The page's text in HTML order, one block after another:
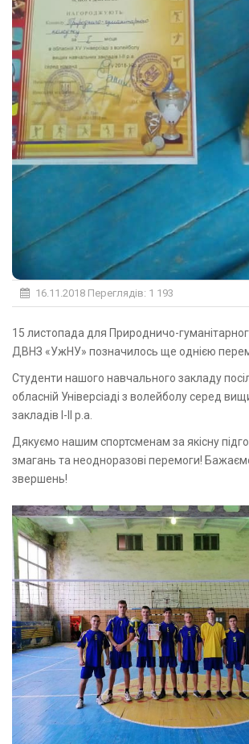
16.11.2018 Переглядів: 1 193
15 листопада для Природничо-гуманітарного коледжу
ДВНЗ «УжНУ» позначилось ще однією
Студенти нашого навчального закладу
обласній Універсіаді з волейболу серед
закладів І-ІІ р.а.
Дякуємо нашим спортсменам за якісну
змагань та неодноразові перемоги!
звершень!